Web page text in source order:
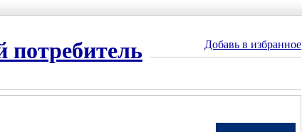
потребитель Добавь в избранное